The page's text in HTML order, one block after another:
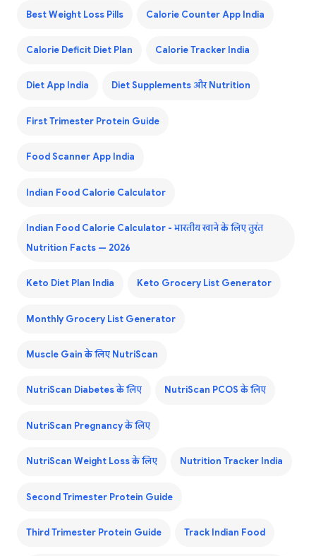
Best Weight Loss Pills Calorie Counter App India
Calorie Deficit Diet Plan Calorie Tracker India
Diet App India Diet Supplements और Nutrition
First Trimester Protein Guide
Food Scanner App India
Indian Food Calorie Calculator
Indian Food Calorie Calculator - भारतीय खाने के लिए तुरंत
Nutrition Facts — 2026
Keto Diet Plan India Keto Grocery List Generator
Monthly Grocery List Generator
Muscle Gain के लिए NutriScan
NutriScan Diabetes के लिए NutriScan PCOS के लिए
NutriScan Pregnancy के लिए
NutriScan Weight Loss के लिए Nutrition Tracker India
Second Trimester Protein Guide
Third Trimester Protein Guide Track Indian Food